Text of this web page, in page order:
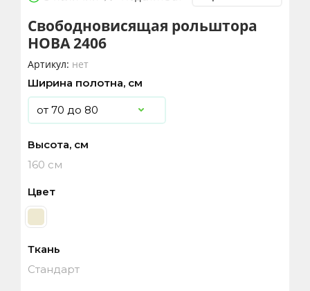
Свободновисящая рольштора
НОВА 2406
Артикул: нет
Ширина полотна, см
Высота, см
160 см
Цвет
Ткань
Стандарт